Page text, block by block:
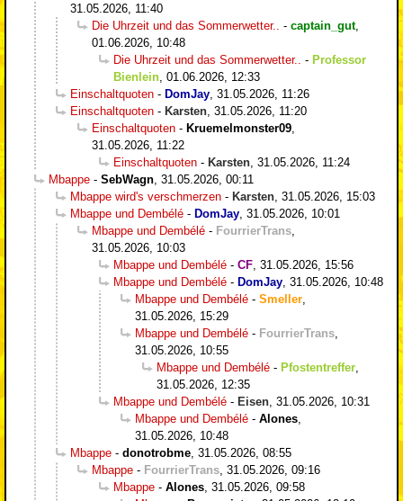
31.05.2026, 11:40
Die Uhrzeit und das Sommerwetter..
- captain_gut,
01.06.2026, 10:48
Die Uhrzeit und das Sommerwetter..
- Professor
Bienlein 01.06.2026, 12:33
Einschaltquoten - DomJay 31.05.2026, 11:26
Einschaltquoten - Karsten 31.05.2026, 11:20
Einschaltquoten - Kruemelmonster09
31.05.2026, 11:22
Einschaltquoten - Karsten 31.05.2026, 11:24
Mbappe - SebWagn 31.05.2026, 00:11
Mbappe wird's verschmerzen - Karsten 31.05.2026, 15:03
Mbappe und Dembélé - DomJay 31.05.2026, 10:01
Mbappe und Dembélé - FourrierTrans
31.05.2026, 10:03
Mbappe und Dembélé - CF 31.05.2026, 15:56
Mbappe und Dembélé - DomJay 31.05.2026, 10:48
Mbappe und Dembélé - Smeller
31.05.2026, 15:29
Mbappe und Dembélé - FourrierTrans
31.05.2026, 10:55
Mbappe und Dembélé - Pfostentreffer
31.05.2026, 12:35
Mbappe und Dembélé - Eisen 31.05.2026, 10:31
Mbappe und Dembélé - Alones
31.05.2026, 10:48
Mbappe - donotrobme 31.05.2026, 08:55
Mbappe - FourrierTrans 31.05.2026, 09:16
Mbappe - Alones 31.05.2026, 09:58